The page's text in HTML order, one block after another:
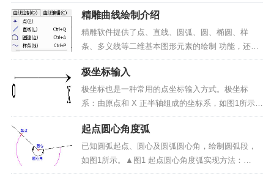
精雕曲线绘制介绍
精雕软件提供了点、直线、圆弧、圆、椭圆、样
条、多义线等二维基本图形元素的绘制 功能，还提
供了矩形、星形、正多边形、双线和箭头、公式曲
线等一些常用的特征图形元素的绘 制功能。用户可
以利用这些功能，方便快捷地绘制出各种各样复杂
的二维平面设计图形...
极坐标输入
极坐标也是一种常用的点坐标输入方式。极坐标
系：由原点和 X 正半轴组成的坐标系，如图1所示。
▲图1 极坐标系极坐标：在极坐标系中，由角度、长
度来确定另一点位置的坐标。1、极坐标的表示方法
（~长度，角度）或（~ρ，α）。如图2所示。▲图2
极...
起点圆心角度弧
已知圆弧起点、圆心及圆弧圆心角，绘制圆弧段，
如图1所示。▲图1 起点圆心角度弧实现方法：
（1）启动起点圆心角度弧命令；（2）输入圆弧起